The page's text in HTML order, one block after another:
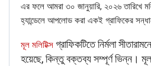
এর ফলে আমরা ৩০ জানুয়ারি, ২০২৬ তারিখে
হ্যান্ডেলে আপলোড করা একই গ্রাফিকের
মূল মলিটিক্স গ্রাফিকটিতে নির্মলা
হয়েছে, কিন্তু বক্তব্য সম্পূর্ণ ভিন্ন।